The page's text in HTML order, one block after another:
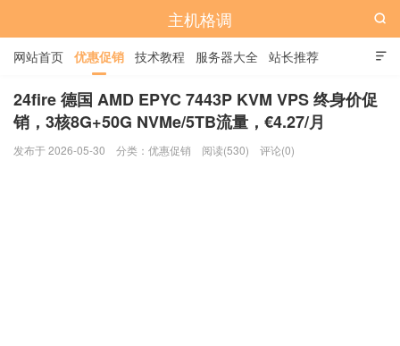
主机格调

网站首页 优惠促销 技术教程 服务器大全 站长推荐
全站标签 广告位

24fire 德国 AMD EPYC 7443P KVM VPS 终身价促
销，3核8G+50G NVMe/5TB流量，€4.27/月
发布于 2026-05-30 分类： 优惠促销 阅读(530) 评论(0)